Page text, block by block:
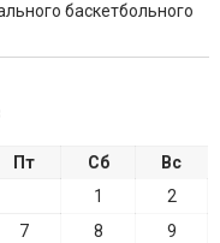
баскетбольного
Пт Сб
Вс
1
2
7 8
9